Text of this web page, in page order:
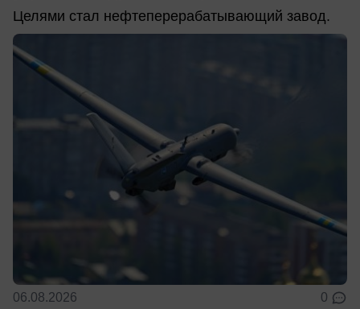
Целями стал нефтеперерабатывающий завод.
06.08.2026 0